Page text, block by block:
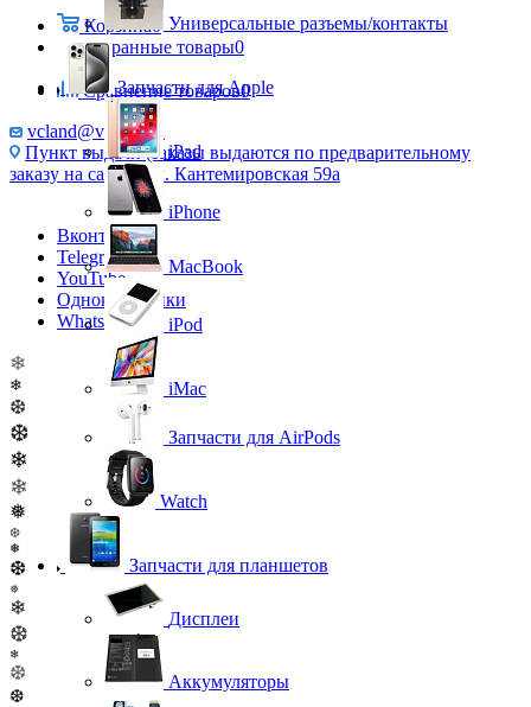
Корзина0
Избранные товары0
Сравнение товаров0
vcland@vcland.ru
Пункт выдачи (заказы выдаются по предварительному
заказу на сайте), ул. Кантемировская 59а
Вконтакте
Telegram
YouTube
Одноклассники
WhatsApp
❄
❄
❆
❆
❄
❄
❅
❆
❅
❆
❅
❄
❆
❄
❆
❆
Универсальные разъемы/контакты
Запчасти для Apple
iPad
iPhone
MacBook
iPod
iMac
Запчасти для AirPods
Watch
Запчасти для планшетов
Дисплеи
Аккумуляторы